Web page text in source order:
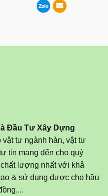
Đầu Tư Xây Dựng
vật tư ngành hàn, vật tư
tin mang đến cho quý
lượng nhất với khả
& sử dụng được cho hầu